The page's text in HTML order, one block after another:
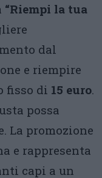
“Riempi la tua
dal
e riempire
fisso di 15 euro.
possa
La promozione
e rappresenta
capi a un